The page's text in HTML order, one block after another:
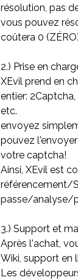
résolution, pas
vous pouvez
coûtera 0
2.) Prise en
XEvil prend en
entier:
etc.
envoyez
pouvez
votre captcha!
Ainsi, XEvil est
référencement/
passe/analyse/
3.) Support et
Après l'achat,
Wiki, support en
Les